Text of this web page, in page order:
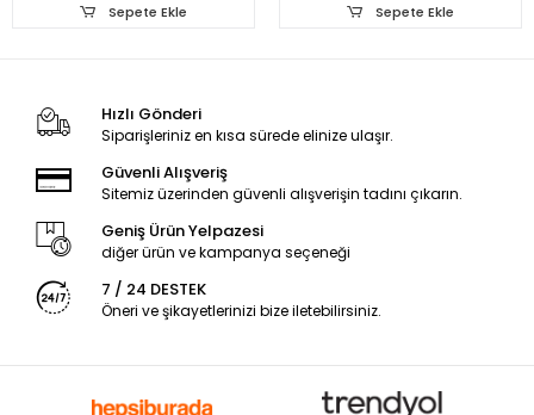
Sepete Ekle Sepete Ekle
Hızlı Gönderi
Siparişleriniz en kısa sürede elinize ulaşır.
Güvenli Alışveriş
Sitemiz üzerinden güvenli alışverişin tadını çıkarın.
Geniş Ürün Yelpazesi
diğer ürün ve kampanya seçeneği
7 / 24 DESTEK
Öneri ve şikayetlerinizi bize iletebilirsiniz.